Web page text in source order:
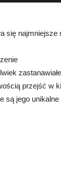
się najmniejsze
przejść w
są jego unikalne